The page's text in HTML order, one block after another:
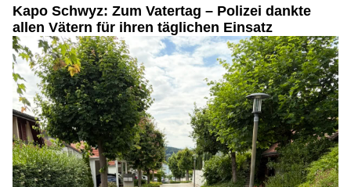
Kapo Schwyz: Zum Vatertag – Polizei dankte
allen Vätern für ihren täglichen Einsatz